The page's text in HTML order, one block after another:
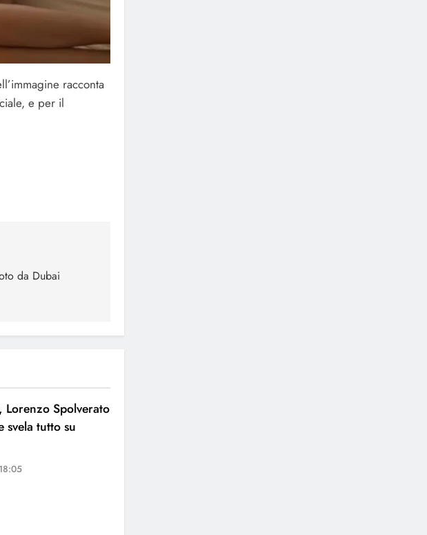
racconta
e per il
da Dubai
Lorenzo Spolverato
svela tutto su